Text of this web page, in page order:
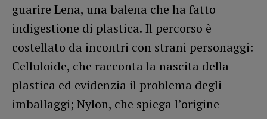
guarire Lena, una balena che ha fatto
indigestione di plastica. Il percorso è
costellato da incontri con strani personaggi:
Celluloide, che racconta la nascita della
plastica ed evidenzia il problema degli
imballaggi; Nylon, che spiega l’origine